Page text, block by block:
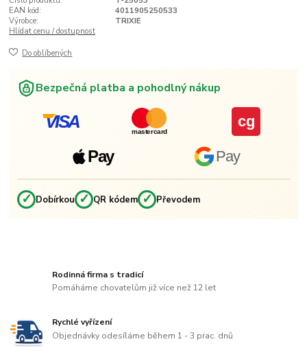
EAN kód:
4011905250533
Výrobce:
TRIXIE
Hlídat cenu / dostupnost
Do oblíbených
Bezpečná platba a pohodlný nákup
VISA mastercard
Pay Pay
cg
✓ Dobírkou ✓ QR kódem ✓ Převodem
Rodinná firma s tradicí
Pomáháme chovatelům již více než 12 let
Rychlé vyřízení
Objednávky odesíláme během 1 - 3 prac. dnů